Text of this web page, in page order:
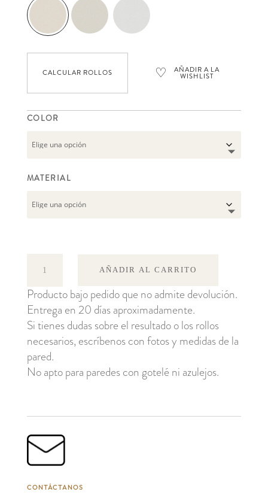
CALCULAR ROLLOS ♡ AÑADIR A LA
WISHLIST
COLOR
MATERIAL
AÑADIR AL CARRITO
Producto bajo pedido que no admite devolución.
Entrega en 20 días aproximadamente.
Si tienes dudas sobre el resultado o los rollos
necesarios, escríbenos con fotos y medidas de la
pared.
No apto para paredes con gotelé ni azulejos.
CONTÁCTANOS